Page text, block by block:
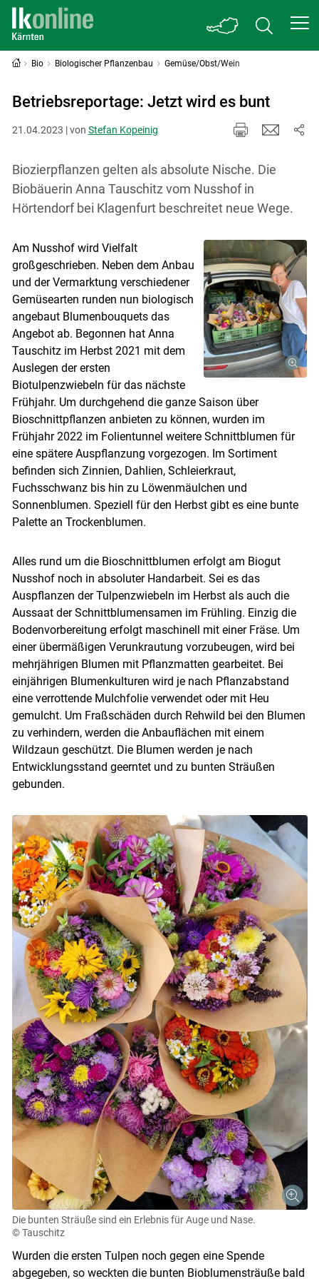
Bio Biologischer Pflanzenbau Gemüse/Obst/Wein
Betriebsreportage: Jetzt wird es bunt
21.04.2023 | von Stefan Kopeinig
Biozierpflanzen gelten als absolute Nische. Die
Biobäuerin Anna Tauschitz vom Nusshof in
Hörtendorf bei Klagenfurt beschreitet neue Wege.
Am Nusshof wird Vielfalt
großgeschrieben. Neben dem Anbau
und der Vermarktung verschiedener
Gemüsearten runden nun biologisch
angebaut Blumenbouquets das
Angebot ab. Begonnen hat Anna
Tauschitz im Herbst 2021 mit dem
Auslegen der ersten
Biotulpenzwiebeln für das nächste
Frühjahr. Um durchgehend die ganze Saison über
Bioschnittpflanzen anbieten zu können, wurden im
Frühjahr 2022 im Folientunnel weitere Schnittblumen für
eine spätere Auspflanzung vorgezogen. Im Sortiment
befinden sich Zinnien, Dahlien, Schleierkraut,
Fuchsschwanz bis hin zu Löwenmäulchen und
Sonnenblumen. Speziell für den Herbst gibt es eine bunte
Palette an Trockenblumen.
Alles rund um die Bioschnittblumen erfolgt am Biogut
Nusshof noch in absoluter Handarbeit. Sei es das
Auspflanzen der Tulpenzwiebeln im Herbst als auch die
Aussaat der Schnittblumensamen im Frühling. Einzig die
Bodenvorbereitung erfolgt maschinell mit einer Fräse. Um
einer übermäßigen Verunkrautung vorzubeugen, wird bei
mehrjährigen Blumen mit Pflanzmatten gearbeitet. Bei
einjährigen Blumenkulturen wird je nach Pflanzabstand
eine verrottende Mulchfolie verwendet oder mit Heu
gemulcht. Um Fraßschäden durch Rehwild bei den Blumen
zu verhindern, werden die Anbauflächen mit einem
Wildzaun geschützt. Die Blumen werden je nach
Entwicklungsstand geerntet und zu bunten Sträußen
gebunden.
Die bunten Sträuße sind ein Erlebnis für Auge und Nase.
© Tauschitz
Wurden die ersten Tulpen noch gegen eine Spende
abgegeben, so weckten die bunten Bioblumensträuße bald